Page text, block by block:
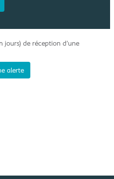
jours) de réception d’une
alerte